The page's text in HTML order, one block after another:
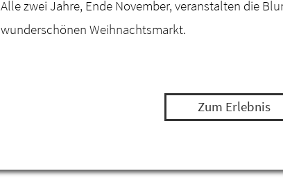
Alle zwei Jahre, Ende November, veranstalten die
wunderschönen Weihnachtsmarkt.
Zum Erlebnis